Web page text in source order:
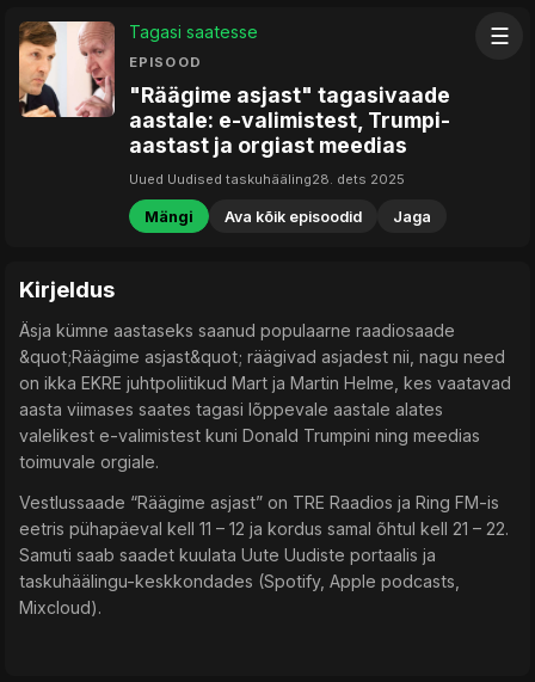
☰
Tagasi saatesse
EPISOOD
"Räägime asjast" tagasivaade
aastale: e-valimistest, Trumpi-
aastast ja orgiast meedias
Uued Uudised taskuhääling28. dets 2025
Mängi Ava kõik episoodid Jaga
Kirjeldus
Äsja kümne aastaseks saanud populaarne raadiosaade
&quot;Räägime asjast&quot; räägivad asjadest nii, nagu need
on ikka EKRE juhtpoliitikud Mart ja Martin Helme, kes vaatavad
aasta viimases saates tagasi lõppevale aastale alates
valelikest e-valimistest kuni Donald Trumpini ning meedias
toimuvale orgiale.
Vestlussaade “Räägime asjast” on TRE Raadios ja Ring FM-is
eetris pühapäeval kell 11 – 12 ja kordus samal õhtul kell 21 – 22.
Samuti saab saadet kuulata Uute Uudiste portaalis ja
taskuhäälingu-keskkondades (Spotify, Apple podcasts,
Mixcloud).